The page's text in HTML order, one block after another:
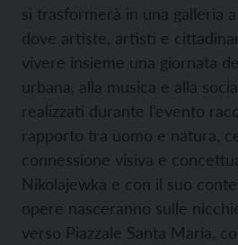
si trasformerà in una galleria
dove artiste, artisti e
vivere insieme una giornata
urbana, alla musica e alla
realizzati durante l’evento
rapporto tra uomo e natura,
connessione visiva e
Nikolajewka e con il suo
opere nasceranno sulle
verso Piazzale Santa Maria,